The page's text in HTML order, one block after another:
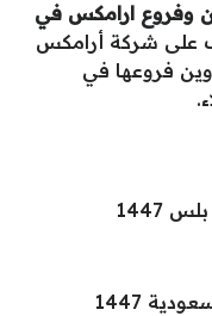
وفروع ارامكس في
على شركة أرامكس
فروعها في
طريقة تغيير التصنيف في ممارس بلس 1447
كم رسوم تغيير الحجز بالخطوط السعودية 1447